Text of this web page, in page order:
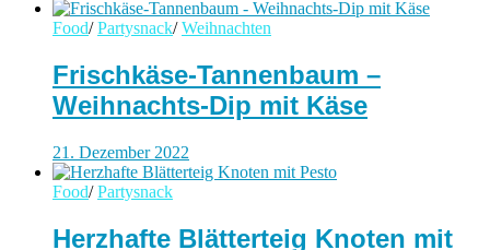
Food/ Partysnack/ Weihnachten
Frischkäse-Tannenbaum –
Weihnachts-Dip mit Käse
21. Dezember 2022
Food/ Partysnack
Herzhafte Blätterteig Knoten mit